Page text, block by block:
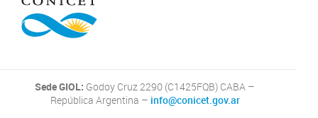
Sede GIOL: Godoy Cruz 2290 (C1425FQB) CABA –
República Argentina – info@conicet.gov.ar